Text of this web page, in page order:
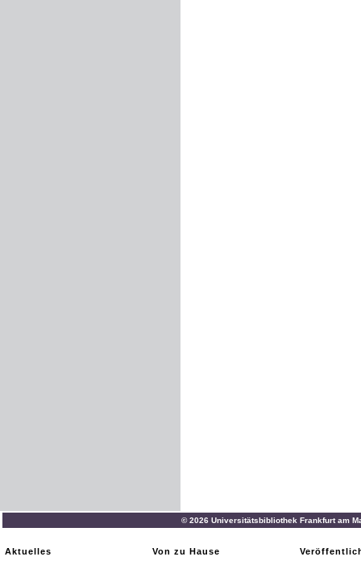
© 2026 Universitätsbibliothek Frankfurt am
Aktuelles
Von zu Hause